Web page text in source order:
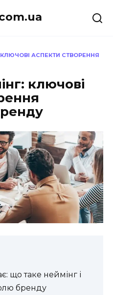
АСПЕКТИ СТВОРЕННЯ
ключові
що таке неймінг і
бренду